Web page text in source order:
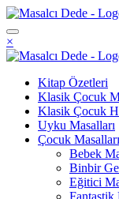
İçeriğe
atla
×
Kitap Özetleri
Klasik Çocuk
Klasik Çocuk
Uyku Masalları
Çocuk Masalları
Bebek
Binbir
Eğitici
Fantastik